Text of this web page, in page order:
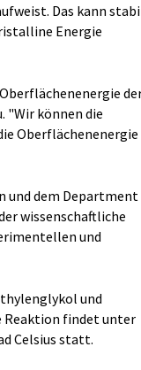
Das kann
Energie
"Wir können die
Oberflächenenergie
und dem Department
wissenschaftliche
und
und
Reaktion findet unter
Celsius statt.